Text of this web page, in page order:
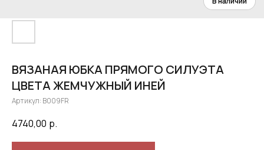
ВЯЗАНАЯ ЮБКА ПРЯМОГО СИЛУЭТА
ЦВЕТА ЖЕМЧУЖНЫЙ ИНЕЙ
Артикул: B009FR
4740,00 р.